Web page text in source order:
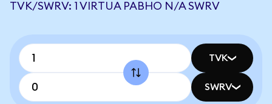
TVK/SWRV: 1 VIRTUA РАВНО N/A SWRV
TVK
SWRV